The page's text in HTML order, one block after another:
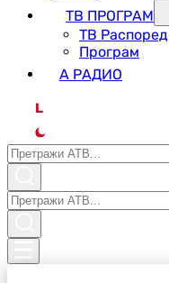
ТВ ПРОГРАМ
ТВ Распоред
Програм
А РАДИО
L